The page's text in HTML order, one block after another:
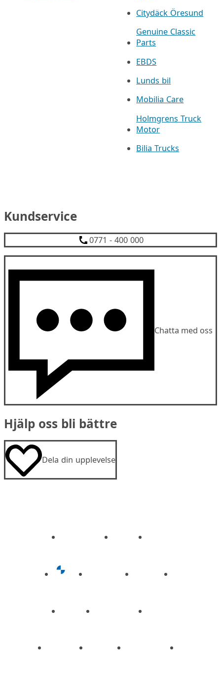
Citydäck Öresund
Genuine Classic
Parts
EBDS
Lunds bil
Mobilia Care
Holmgrens Truck
Motor
Bilia Trucks
Kundservice
0771 - 400 000
Chatta med oss
Hjälp oss bli bättre
Dela din upplevelse